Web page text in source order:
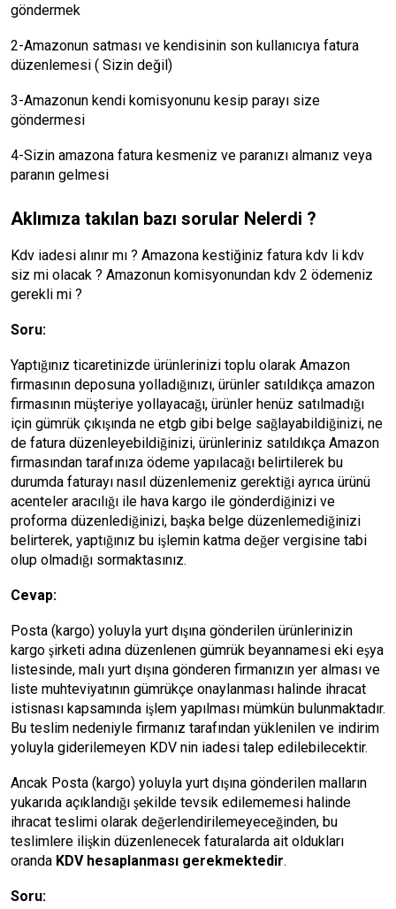
göndermek
2-Amazonun satması ve kendisinin son kullanıcıya fatura
düzenlemesi ( Sizin değil)
3-Amazonun kendi komisyonunu kesip parayı size
göndermesi
4-Sizin amazona fatura kesmeniz ve paranızı almanız veya
paranın gelmesi
Aklımıza takılan bazı sorular Nelerdi ?
Kdv iadesi alınır mı ? Amazona kestiğiniz fatura kdv li kdv
siz mi olacak ? Amazonun komisyonundan kdv 2 ödemeniz
gerekli mi ?
Soru:
Yaptığınız ticaretinizde ürünlerinizi toplu olarak Amazon
firmasının deposuna yolladığınızı, ürünler satıldıkça amazon
firmasının müşteriye yollayacağı, ürünler henüz satılmadığı
için gümrük çıkışında ne etgb gibi belge sağlayabildiğinizi, ne
de fatura düzenleyebildiğinizi, ürünleriniz satıldıkça Amazon
firmasından tarafınıza ödeme yapılacağı belirtilerek bu
durumda faturayı nasıl düzenlemeniz gerektiği ayrıca ürünü
acenteler aracılığı ile hava kargo ile gönderdiğinizi ve
proforma düzenlediğinizi, başka belge düzenlemediğinizi
belirterek, yaptığınız bu işlemin katma değer vergisine tabi
olup olmadığı sormaktasınız.
Cevap:
Posta (kargo) yoluyla yurt dışına gönderilen ürünlerinizin
kargo şirketi adına düzenlenen gümrük beyannamesi eki eşya
listesinde, malı yurt dışına gönderen firmanızın yer alması ve
liste muhteviyatının gümrükçe onaylanması halinde ihracat
istisnası kapsamında işlem yapılması mümkün bulunmaktadır.
Bu teslim nedeniyle firmanız tarafından yüklenilen ve indirim
yoluyla giderilemeyen KDV nin iadesi talep edilebilecektir.
Ancak Posta (kargo) yoluyla yurt dışına gönderilen malların
yukarıda açıklandığı şekilde tevsik edilememesi halinde
ihracat teslimi olarak değerlendirilemeyeceğinden, bu
teslimlere ilişkin düzenlenecek faturalarda ait oldukları
oranda KDV hesaplanması gerekmektedir.
Soru: